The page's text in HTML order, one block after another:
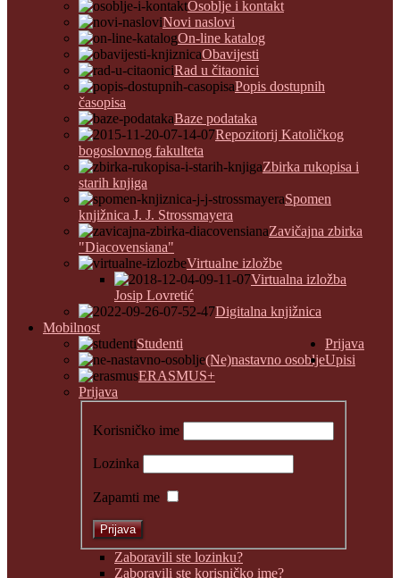
Osoblje i kontakt
Novi naslovi
On-line katalog
Obavijesti
Rad u čitaonici
Popis dostupnih
časopisa
Baze podataka
Repozitorij Katoličkog
bogoslovnog fakulteta
Zbirka rukopisa i
starih knjiga
Spomen
knjižnica J. J. Strossmayera
Zavičajna zbirka
"Diacovensiana"
Virtualne izložbe
Virtualna izložba
Josip Lovretić
Digitalna knjižnica
Mobilnost
Studenti
(Ne)nastavno osoblje
ERASMUS+
Prijava
Prijava
Korisničko ime
Lozinka
Zapamti me
Zaboravili ste lozinku?
Zaboravili ste korisničko ime?
Upisi